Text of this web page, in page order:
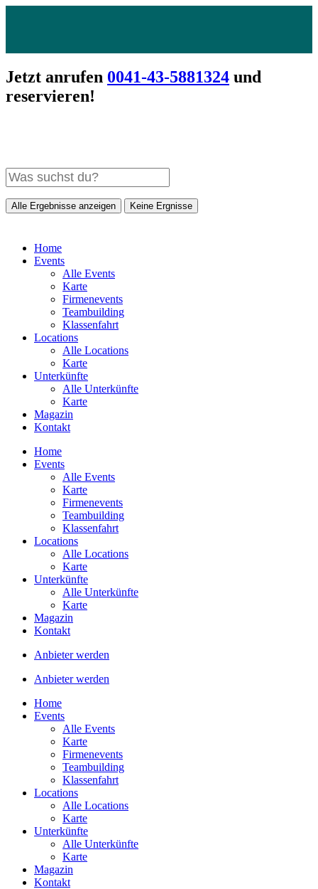
Jetzt anrufen 0041-43-5881324 und
reservieren!
Alle Ergebnisse anzeigen Keine Ergnisse
Home
Events
Alle Events
Karte
Firmenevents
Teambuilding
Klassenfahrt
Locations
Alle Locations
Karte
Unterkünfte
Alle Unterkünfte
Karte
Magazin
Kontakt
Home
Events
Alle Events
Karte
Firmenevents
Teambuilding
Klassenfahrt
Locations
Alle Locations
Karte
Unterkünfte
Alle Unterkünfte
Karte
Magazin
Kontakt
Anbieter werden
Anbieter werden
Home
Events
Alle Events
Karte
Firmenevents
Teambuilding
Klassenfahrt
Locations
Alle Locations
Karte
Unterkünfte
Alle Unterkünfte
Karte
Magazin
Kontakt